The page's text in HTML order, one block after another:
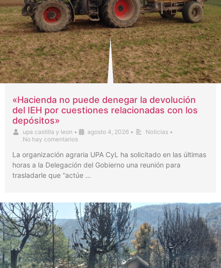
«Hacienda no puede denegar la devolución
del IEH por cuestiones relacionadas con los
depósitos»
upa castilla y leon • agosto 4, 2026 • Noticias •
No hay comentarios
La organización agraria UPA CyL ha solicitado en las últimas
horas a la Delegación del Gobierno una reunión para
trasladarle que “actúe …